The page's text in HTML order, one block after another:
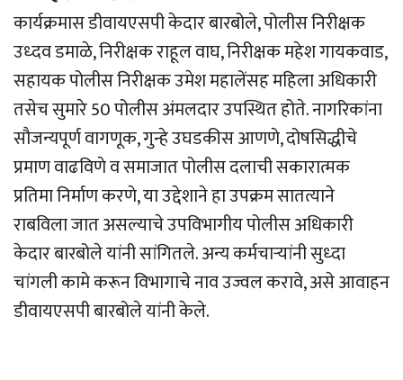
कार्यक्रमास डीवायएसपी केदार बारबोले, पोलीस निरीक्षक
उध्दव डमाळे, निरीक्षक राहूल वाघ, निरीक्षक महेश गायकवाड,
सहायक पोलीस निरीक्षक उमेश महालेंसह महिला अधिकारी
तसेच सुमारे 50 पोलीस अंमलदार उपस्थित होते. नागरिकांना
सौजन्यपूर्ण वागणूक, गुन्हे उघडकीस आणणे, दोषसिद्धीचे
प्रमाण वाढविणे व समाजात पोलीस दलाची सकारात्मक
प्रतिमा निर्माण करणे, या उद्देशाने हा उपक्रम सातत्याने
राबविला जात असल्याचे उपविभागीय पोलीस अधिकारी
केदार बारबोले यांनी सांगितले. अन्य कर्मचार्‍यांनी सुध्दा
चांगली कामे करून विभागाचे नाव उज्वल करावे, असे आवाहन
डीवायएसपी बारबोले यांनी केले.